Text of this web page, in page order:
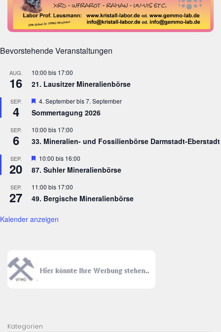
Bevorstehende Veranstaltungen
AUG.
16
10:00 bis 17:00
21. Lausitzer Mineralienbörse
SEP.
4
Hervorgehoben
4. Septemberbis7. September
Sommertagung 2026
SEP.
6
10:00 bis 17:00
33. Mineralien- und Fossilienbörse Darmstadt-Eberstadt
SEP.
20
Hervorgehoben
10:00 bis 16:00
87. Suhler Mineralienbörse
SEP.
27
11:00 bis 17:00
49. Bergische Mineralienbörse
Kalender anzeigen
Kategorien